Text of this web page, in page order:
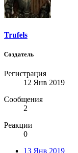
Trufels
Создатель
Регистрация
12 Янв 2019
Сообщения
2
Реакции
0
13 Янв 2019